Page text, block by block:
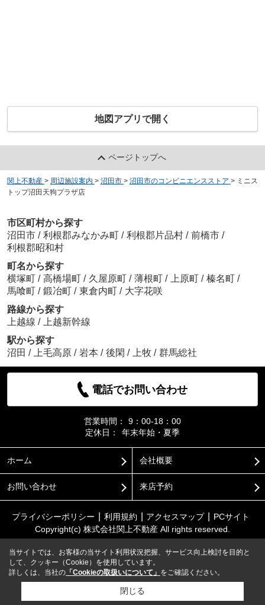
地図アプリで開く
ページトップへ
関上不動産 > 周辺施設案内 > 沼田市 > 沼田市のコンビニエンスストア > ミニス
トップ沼田天狗プラザ店
市区町村から探す
沼田市 / 利根郡みなかみ町 / 利根郡片品村 / 前橋市 /
利根郡昭和村
町名から探す
横塚町 / 高橋場町 / 久屋原町 / 薄根町 / 上原町 / 榛名町 /
馬喰町 / 鍛冶町 / 東倉内町 / 大字花咲
路線から探す
上越線 /
上越新幹線
駅から探す
沼田 / 上毛高原 / 岩本 / 後閑 / 上牧 / 群馬総社
電話でお問い合わせ
営業時間：
9：00-18：00
定休日：
年末年始・夏季
ホーム 会社概要
お問い合わせ 来店予約
プライバシーポリシー 利用規約 アクセスマップ
PCサイト
Copyright(c) 株式会社関上不動産 All rights reserved.
当サイトでは、お客様の当サイト利用状況把握、サービス向上検討を目的と
して、クッキー（Cookie）を使用しています。
詳しくは、当社の 「Cookieの取扱いについて」 をご確認ください。
閉じる